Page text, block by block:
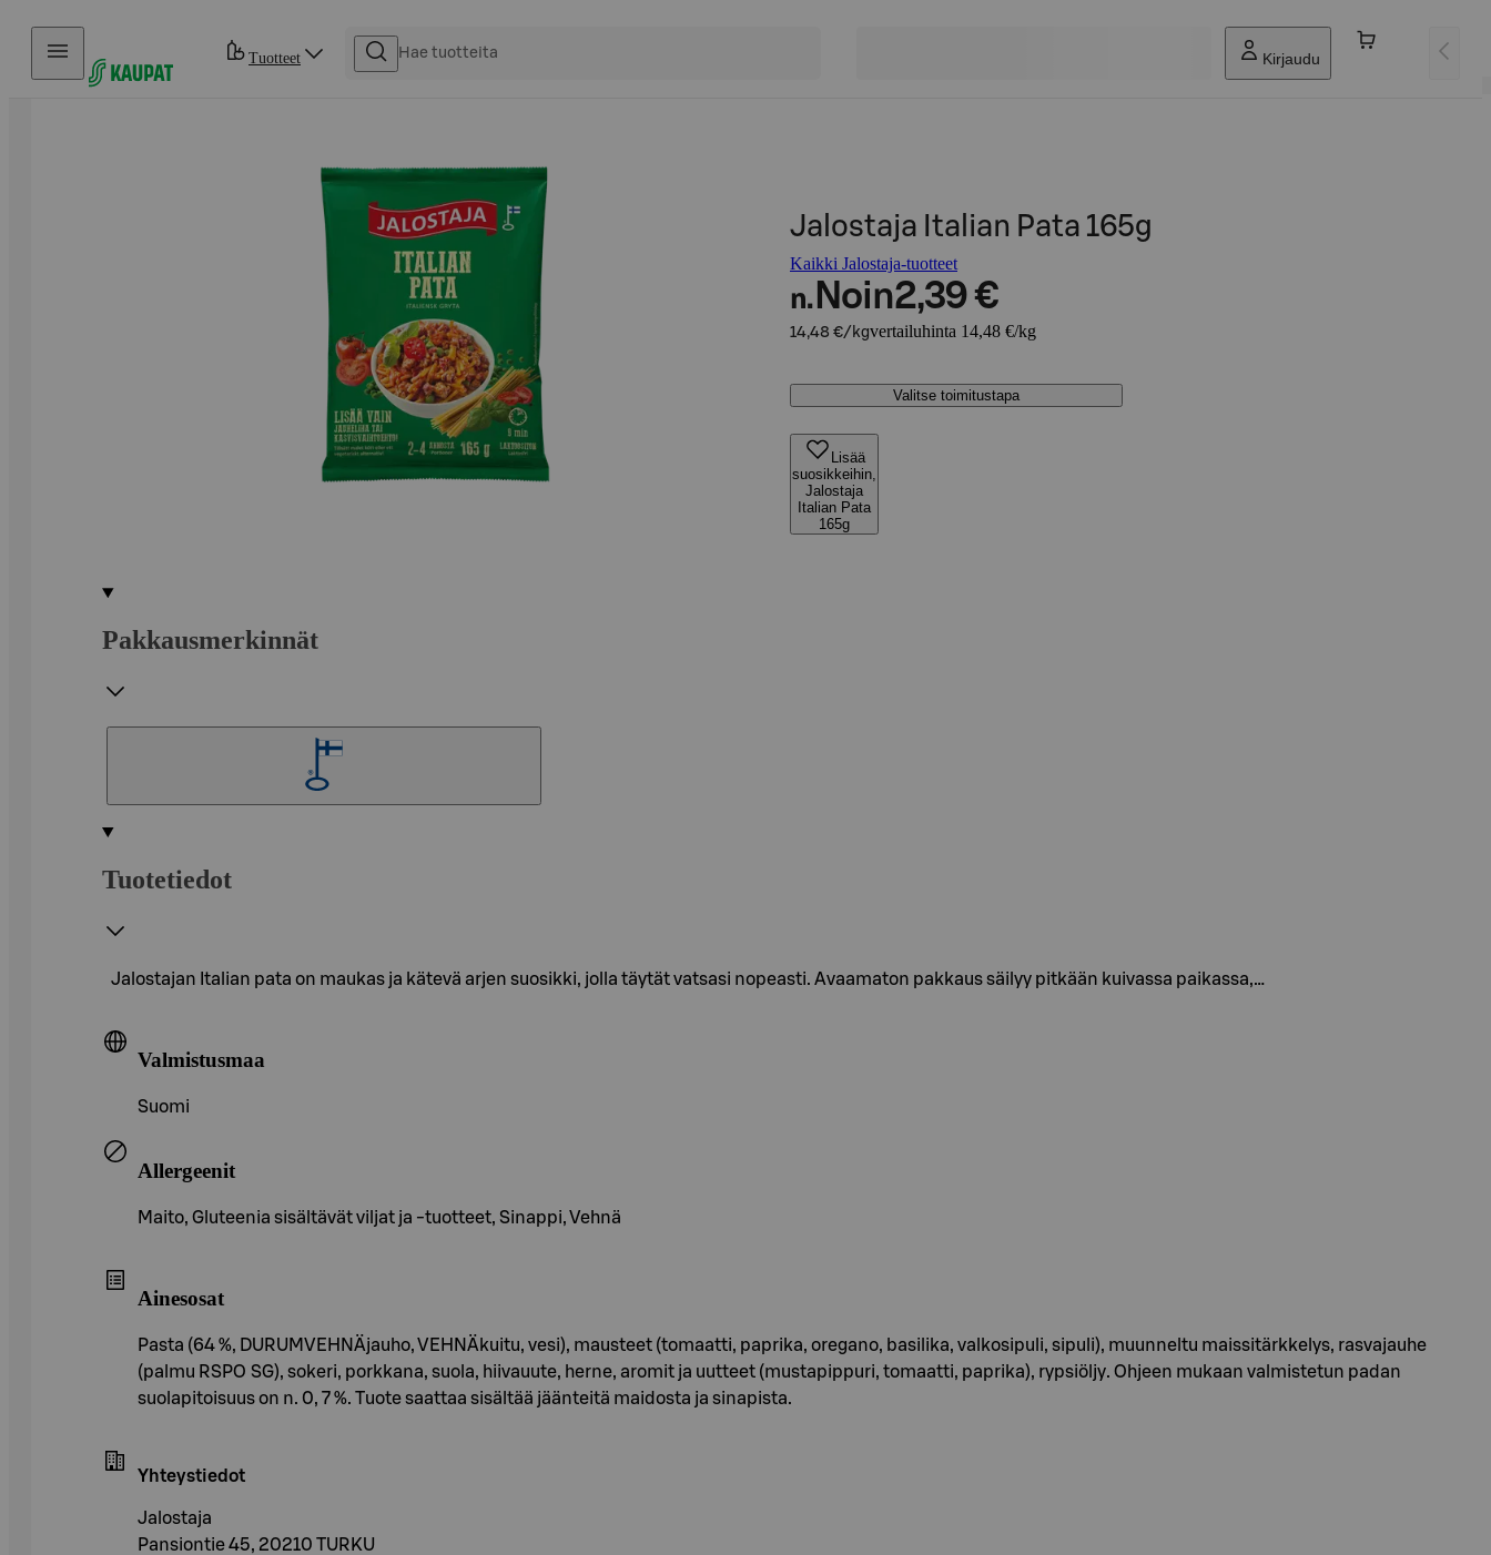
Hyppää sisältöön
Tuotteet Kirjaudu
Jalostaja Italian Pata 165g
Kaikki Jalostaja-tuotteet
n. Noin2,39 €
14,48 €/kgvertailuhinta 14,48 €/kg
Valitse toimitustapa
Lisää
suosikkeihin,
Jalostaja
Italian Pata
165g
Pakkausmerkinnät
Tuotetiedot
Jalostajan Italian pata on maukas ja kätevä arjen suosikki, jolla täytät vatsasi nopeasti. Avaamaton pakkaus säilyy pitkään kuivassa paikassa,…
Valmistusmaa
Suomi
Allergeenit
Maito, Gluteenia sisältävät viljat ja -tuotteet, Sinappi, Vehnä
Ainesosat
Pasta (64 %, DURUMVEHNÄjauho, VEHNÄkuitu, vesi), mausteet (tomaatti, paprika, oregano, basilika, valkosipuli, sipuli), muunneltu maissitärkkelys, rasvajauhe
(palmu RSPO SG), sokeri, porkkana, suola, hiivauute, herne, aromit ja uutteet (mustapippuri, tomaatti, paprika), rypsiöljy. Ohjeen mukaan valmistetun padan
suolapitoisuus on n. 0, 7 %. Tuote saattaa sisältää jäänteitä maidosta ja sinapista.
Yhteystiedot
Jalostaja
Pansiontie 45, 20210 TURKU